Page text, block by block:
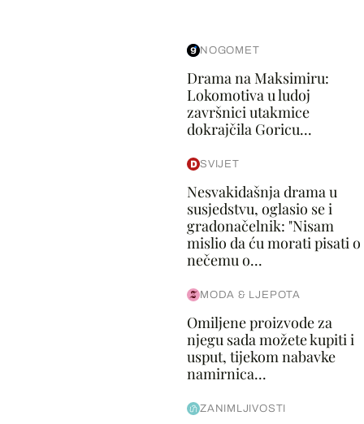
NOGOMET
Drama na Maksimiru:
Lokomotiva u ludoj
završnici utakmice
dokrajčila Goricu...
SVIJET
Nesvakidašnja drama u
susjedstvu, oglasio se i
gradonačelnik: "Nisam
mislio da ću morati pisati o
nečemu o...
MODA & LJEPOTA
Omiljene proizvode za
njegu sada možete kupiti i
usput, tijekom nabavke
namirnica...
ZANIMLJIVOSTI